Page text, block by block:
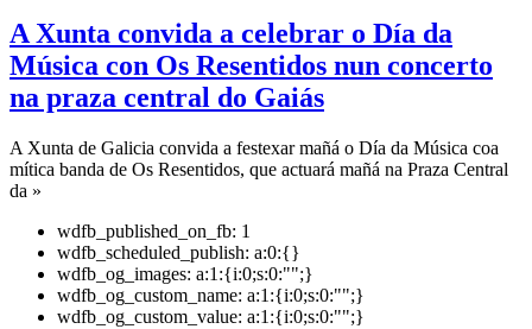
A Xunta convida a celebrar o Día da
Música con Os Resentidos nun concerto
na praza central do Gaiás
A Xunta de Galicia convida a festexar mañá o Día da Música coa
mítica banda de Os Resentidos, que actuará mañá na Praza Central
da »
wdfb_published_on_fb: 1
wdfb_scheduled_publish: a:0:{}
wdfb_og_images: a:1:{i:0;s:0:"";}
wdfb_og_custom_name: a:1:{i:0;s:0:"";}
wdfb_og_custom_value: a:1:{i:0;s:0:"";}